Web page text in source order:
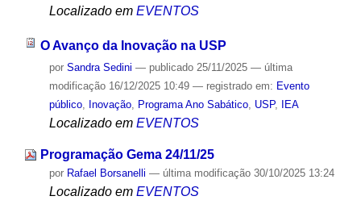
Localizado em EVENTOS
O Avanço da Inovação na USP
por Sandra Sedini — publicado25/11/2025 — última
modificação16/12/2025 10:49 — registrado em: Evento
público, Inovação, Programa Ano Sabático, USP, IEA
Localizado em EVENTOS
Programação Gema 24/11/25
por Rafael Borsanelli — última modificação30/10/2025 13:24
Localizado em EVENTOS